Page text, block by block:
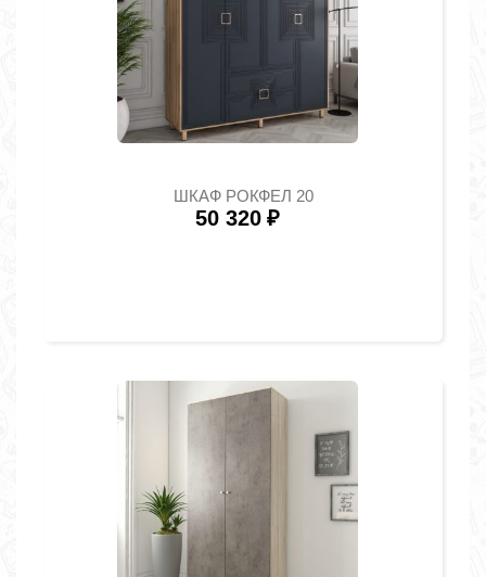
ШКАФ РОКФЕЛ 20
50 320 ₽